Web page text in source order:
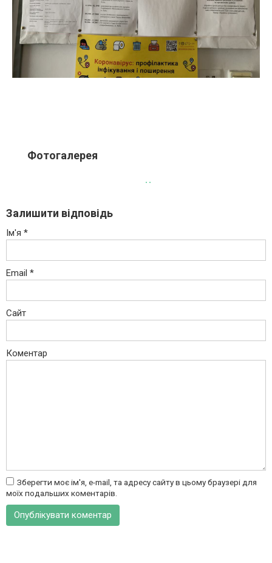
Фотогалерея
Залишити відповідь
Ім'я *
Email *
Сайт
Коментар
Зберегти моє ім'я, e-mail, та адресу сайту в цьому браузері для
моїх подальших коментарів.